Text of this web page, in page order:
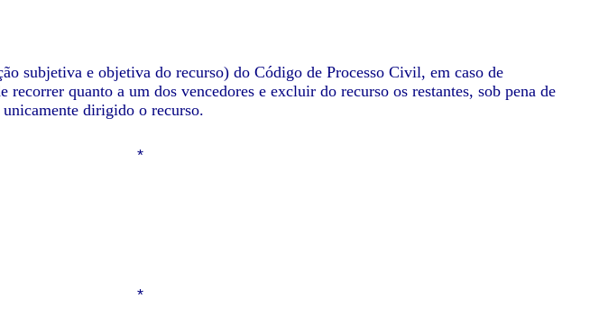
subjetiva e objetiva do recurso) do Código de Processo Civil, em caso de
quanto a um dos vencedores e excluir do recurso os restantes, sob pena de
dirigido o recurso.
*
*